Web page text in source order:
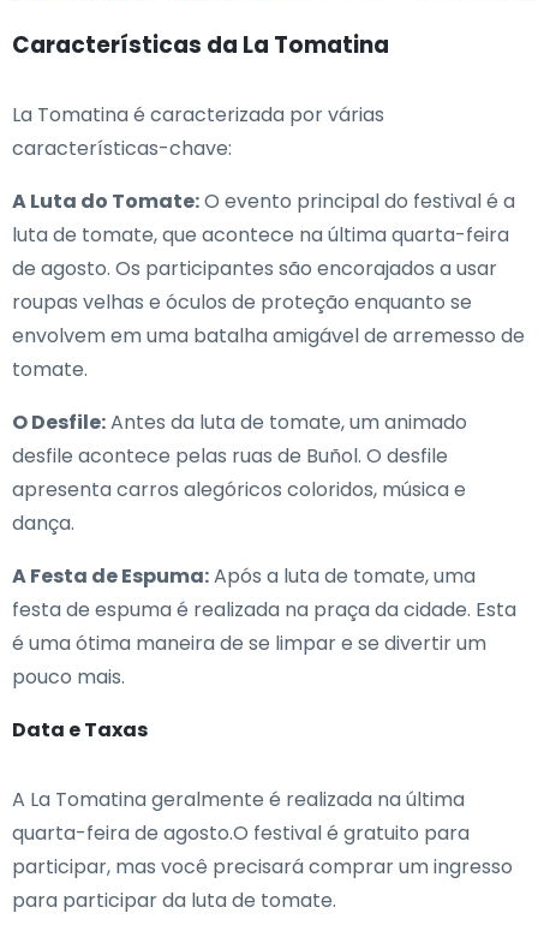
Características da La Tomatina
La Tomatina é caracterizada por várias
características-chave:
A Luta do Tomate:O evento principal do festival é a
luta de tomate, que acontece na última quarta-feira
de agosto. Os participantes são encorajados a usar
roupas velhas e óculos de proteção enquanto se
envolvem em uma batalha amigável de arremesso de
tomate.
O Desfile:Antes da luta de tomate, um animado
desfile acontece pelas ruas de Buñol. O desfile
apresenta carros alegóricos coloridos, música e
dança.
A Festa de Espuma:Após a luta de tomate, uma
festa de espuma é realizada na praça da cidade. Esta
é uma ótima maneira de se limpar e se divertir um
pouco mais.
Data e Taxas
A La Tomatina geralmente é realizada na última
quarta-feira de agosto.O festival é gratuito para
participar, mas você precisará comprar um ingresso
para participar da luta de tomate.